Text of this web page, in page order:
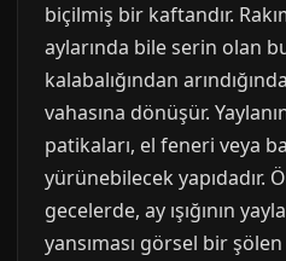
biçilmiş bir kaftandır.
aylarında bile serin olan
kalabalığından
vahasına dönüşür.
patikaları, el feneri veya
yürünebilecek yapıdadır.
gecelerde, ay ışığının
yansıması görsel bir